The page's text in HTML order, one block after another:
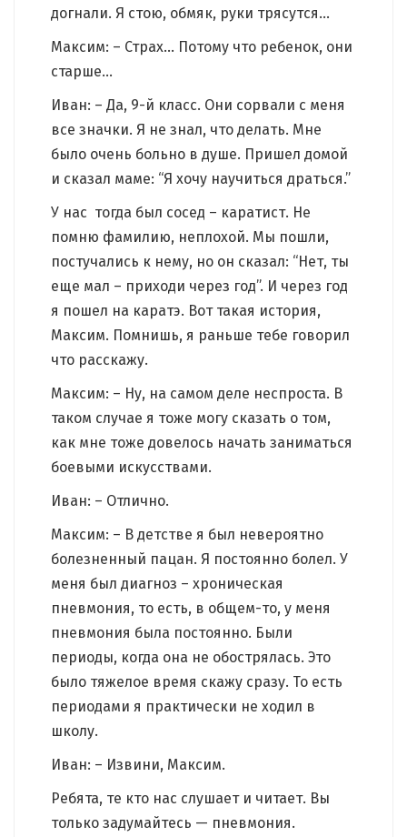
догнали. Я стою, обмяк, руки трясутся…
Максим: – Страх… Потому что ребенок, они
старше…
Иван: – Да, 9-й класс. Они сорвали с меня
все значки. Я не знал, что делать. Мне
было очень больно в душе. Пришел домой
и сказал маме: “Я хочу научиться драться.”
У нас тогда был сосед – каратист. Не
помню фамилию, неплохой. Мы пошли,
постучались к нему, но он сказал: “Нет, ты
еще мал – приходи через год”. И через год
я пошел на каратэ. Вот такая история,
Максим. Помнишь, я раньше тебе говорил
что расскажу.
Максим: – Ну, на самом деле неспроста. В
таком случае я тоже могу сказать о том,
как мне тоже довелось начать заниматься
боевыми искусствами.
Иван: – Отлично.
Максим: – В детстве я был невероятно
болезненный пацан. Я постоянно болел. У
меня был диагноз – хроническая
пневмония, то есть, в общем-то, у меня
пневмония была постоянно. Были
периоды, когда она не обострялась. Это
было тяжелое время скажу сразу. То есть
периодами я практически не ходил в
школу.
Иван: – Извини, Максим.
Ребята, те кто нас слушает и читает. Вы
только задумайтесь — пневмония.